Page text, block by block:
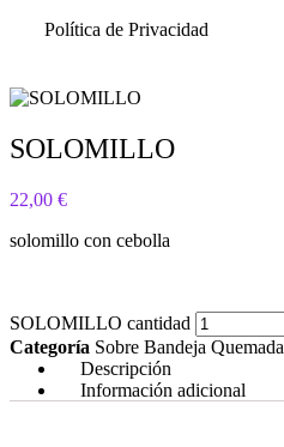
Política de Privacidad
SOLOMILLO
22,00 €
solomillo con cebolla
SOLOMILLO cantidad
Categoría Sobre Bandeja Quemada
Descripción
Información adicional